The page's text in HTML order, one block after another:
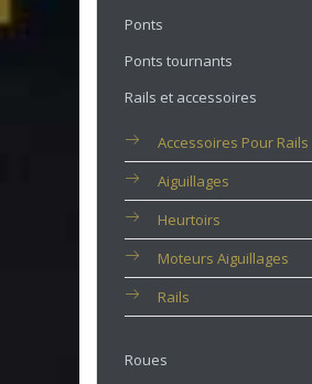
Ponts
Ponts tournants
Rails et accessoires
Accessoires Pour Rails
Aiguillages
Heurtoirs
Moteurs Aiguillages
Rails
Roues